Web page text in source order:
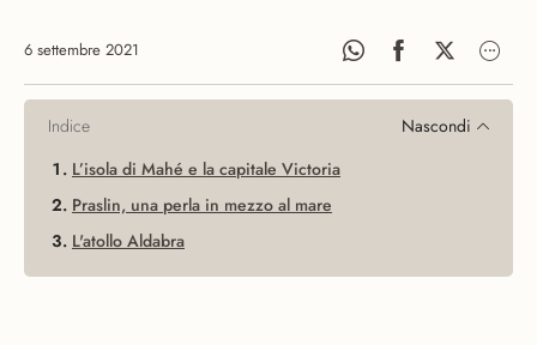
6 settembre 2021
Indice
Nascondi
L’isola di Mahé e la capitale Victoria
Praslin, una perla in mezzo al mare
L'atollo Aldabra